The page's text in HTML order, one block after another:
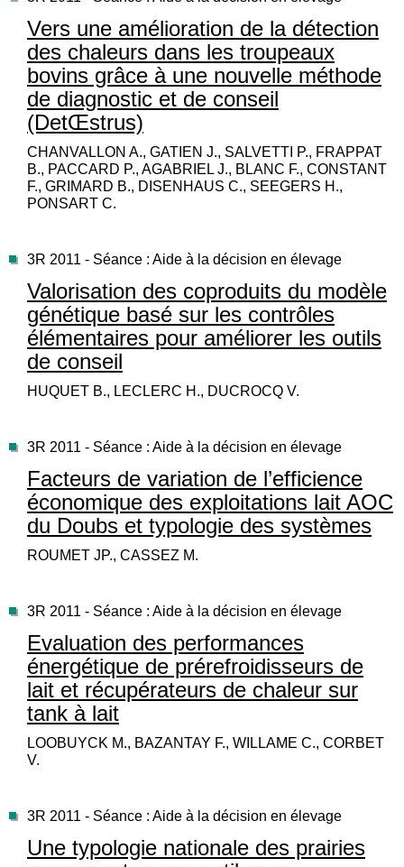
Vers une amélioration de la détection
des chaleurs dans les troupeaux
bovins grâce à une nouvelle méthode
de diagnostic et de conseil
(DetŒstrus)
CHANVALLON A., GATIEN J., SALVETTI P., FRAPPAT
B., PACCARD P., AGABRIEL J., BLANC F., CONSTANT
F., GRIMARD B., DISENHAUS C., SEEGERS H.,
PONSART C.
3R 2011 - Séance : Aide à la décision en élevage
Valorisation des coproduits du modèle
génétique basé sur les contrôles
élémentaires pour améliorer les outils
de conseil
HUQUET B., LECLERC H., DUCROCQ V.
3R 2011 - Séance : Aide à la décision en élevage
Facteurs de variation de l’efficience
économique des exploitations lait AOC
du Doubs et typologie des systèmes
ROUMET JP., CASSEZ M.
3R 2011 - Séance : Aide à la décision en élevage
Evaluation des performances
énergétique de prérefroidisseurs de
lait et récupérateurs de chaleur sur
tank à lait
LOOBUYCK M., BAZANTAY F., WILLAME C., CORBET
V.
3R 2011 - Séance : Aide à la décision en élevage
Une typologie nationale des prairies